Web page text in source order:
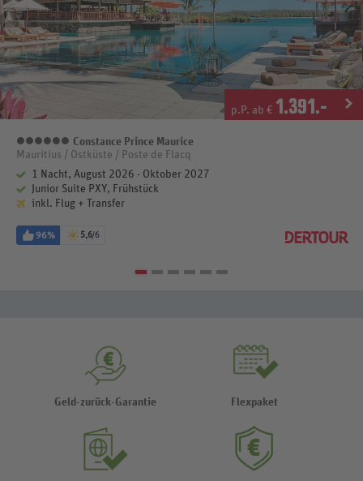
p.P. ab € 1.391.-
6 Sterne
Constance Prince Maurice
Mauritius / Ostküste / Poste de Flacq
1 Nacht, August 2026 - Oktober 2027
Junior Suite PXY, Frühstück
inkl. Flug + Transfer
96% 5,6/6
Geld-zurück-Garantie Flexpaket